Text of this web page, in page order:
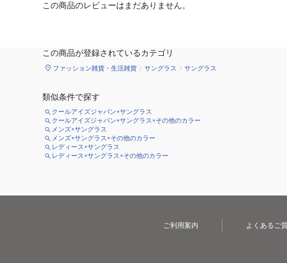
この商品のレビューはまだありません。
この商品が登録されているカテゴリ
ファッション雑貨・生活雑貨 サングラス サングラス
類似条件で探す
クールアイズジャパン×サングラス
クールアイズジャパン×サングラス×その他のカラー
メンズ×サングラス
メンズ×サングラス×その他のカラー
レディース×サングラス
レディース×サングラス×その他のカラー
ご利用案内 よくあるご